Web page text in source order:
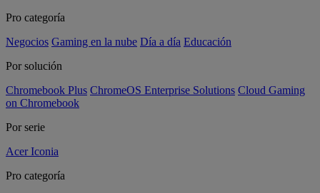
Pro categoría
Negocios Gaming en la nube Día a día Educación
Por solución
Chromebook Plus ChromeOS Enterprise Solutions Cloud Gaming
on Chromebook
Por serie
Acer Iconia
Pro categoría